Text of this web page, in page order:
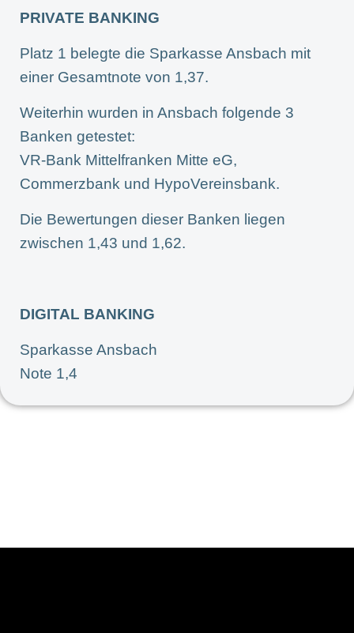
PRIVATE BANKING
Platz 1 belegte die Sparkasse Ansbach mit
einer Gesamtnote von 1,37.
Weiterhin wurden in Ansbach folgende 3
Banken getestet:
VR-Bank Mittelfranken Mitte eG,
Commerzbank und HypoVereinsbank.
Die Bewertungen dieser Banken liegen
zwischen 1,43 und 1,62.
DIGITAL BANKING
Sparkasse Ansbach
Note 1,4